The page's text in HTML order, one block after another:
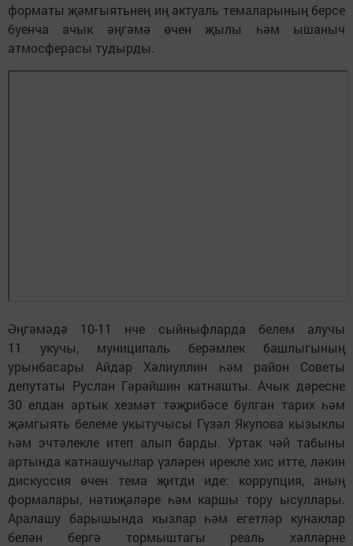
форматы җәмгыятьнең иң актуаль темаларының берсе
буенча ачык әңгәмә өчен җылы һәм ышаныч
атмосферасы тудырды.
Әңгәмәдә 10-11 нче сыйныфларда белем алучы
11 укучы, муниципаль берәмлек башлыгының
урынбасары Айдар Хәлиуллин һәм район Советы
депутаты Руслан Гәрәйшин катнашты. Ачык дәресне
30 елдан артык хезмәт тәҗрибәсе булган тарих һәм
җәмгыять белеме укытучысы Гүзәл Якупова кызыклы
һәм эчтәлекле итеп алып барды. Уртак чәй табыны
артында катнашучылар үзләрен ирекле хис итте, ләкин
дискуссия өчен тема җитди иде: коррупция, аның
формалары, нәтиҗәләре һәм каршы тору ысуллары.
Аралашу барышында кызлар һәм егетләр кунаклар
белән бергә тормыштагы реаль хәлләрне